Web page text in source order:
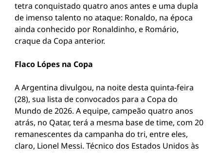
tetra conquistado quatro anos antes e uma dupla
de imenso talento no ataque: Ronaldo, na época
ainda conhecido por Ronaldinho, e Romário,
craque da Copa anterior.
Flaco Lópes na Copa
A Argentina divulgou, na noite desta quinta-feira
(28), sua lista de convocados para a Copa do
Mundo de 2026. A equipe, campeão quatro anos
atrás, no Qatar, terá a mesma base de time, com 20
remanescentes da campanha do tri, entre eles,
claro, Lionel Messi. Técnico dos Estados Unidos às